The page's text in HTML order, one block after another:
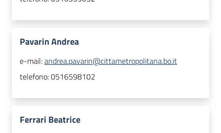
Pavarin Andrea
e-mail:andrea.pavarin@cittametropolitana.bo.it
telefono:0516598102
Ferrari Beatrice